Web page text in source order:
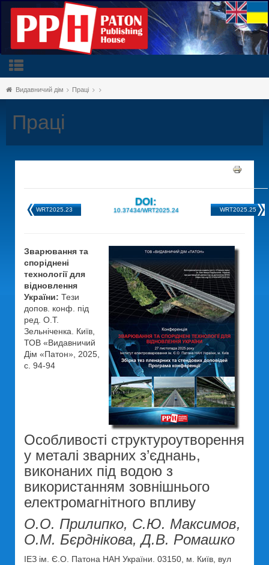
Видавничий дім Праці
Праці
WRT2025.23
DOI:
10.37434/WRT2025.24 WRT2025.25
Зварювання та
споріднені
технології для
відновлення
України: Тези
допов. конф. під
ред. О.Т.
Зельніченка. Київ,
ТОВ «Видавничий
Дім «Патон», 2025,
с. 94-94
Особливості структуроутворення
у металі зварних з’єднань,
виконаних під водою з
використанням зовнішнього
електромагнітного впливу
О.О. Прилипко, С.Ю. Максимов,
О.М. Бєрднікова, Д.В. Ромашко
ІЕЗ ім. Є.О. Патона НАН України. 03150, м. Київ, вул